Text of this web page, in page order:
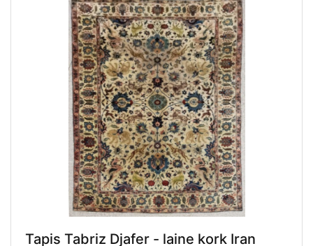
Tapis Tabriz Djafer - laine kork Iran